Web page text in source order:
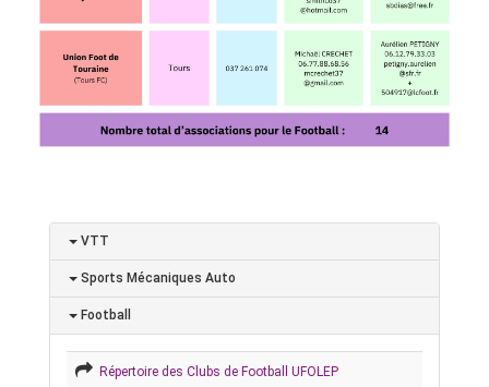
VTT
Sports Mécaniques Auto
Football
Répertoire des Clubs de Football UFOLEP